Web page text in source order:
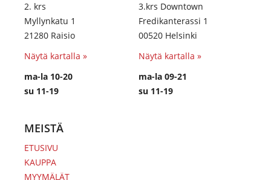
2. krs
Myllynkatu 1
21280 Raisio
Näytä kartalla »
ma-la 10-20
su 11-19
3.krs Downtown
Fredikanterassi 1
00520 Helsinki
Näytä kartalla »
ma-la 09-21
su 11-19
MEISTÄ
ETUSIVU
KAUPPA
MYYMÄLÄT